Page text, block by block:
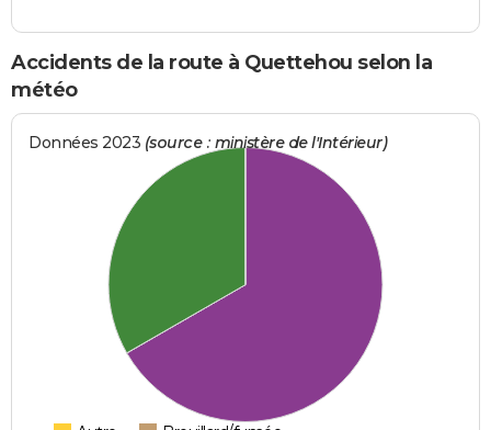
Accidents de la route à Quettehou selon la
météo
Données 2023 (source : ministère de l'Intérieur)